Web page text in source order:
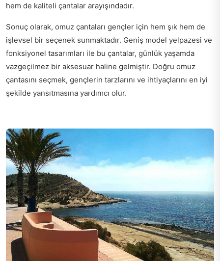
hem de kaliteli çantalar arayışındadır.
Sonuç olarak, omuz çantaları gençler için hem şık hem de
işlevsel bir seçenek sunmaktadır. Geniş model yelpazesi ve
fonksiyonel tasarımları ile bu çantalar, günlük yaşamda
vazgeçilmez bir aksesuar haline gelmiştir. Doğru omuz
çantasını seçmek, gençlerin tarzlarını ve ihtiyaçlarını en iyi
şekilde yansıtmasına yardımcı olur.